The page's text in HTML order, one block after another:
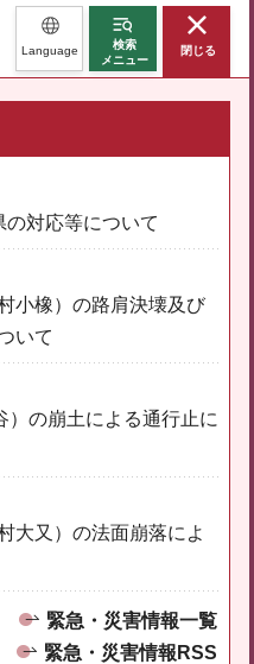
Language
検索
メニュー
閉じる
対応等について
小橡）の路肩決壊及び
いて
）の崩土による通行止に
大又）の法面崩落によ
緊急・災害情報一覧
緊急・災害情報RSS